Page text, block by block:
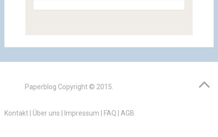
Paperblog Copyright © 2015.
Kontakt| Über uns Impressum FAQ AGB